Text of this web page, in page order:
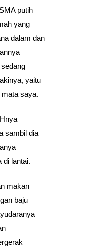
putih
yang
dalam dan
yaitu
mata saya.
sambil dia
di lantai.
makan
baju